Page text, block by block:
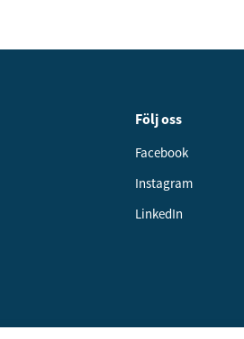
Följ oss
Facebook
Instagram
LinkedIn